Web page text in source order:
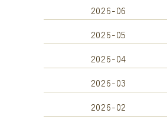
2026-06
2026-05
2026-04
2026-03
2026-02